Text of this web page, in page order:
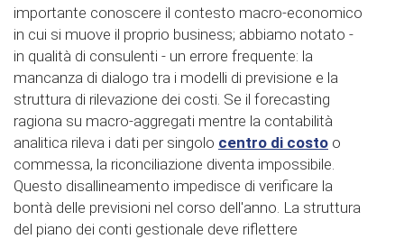
importante conoscere il contesto macro-economico
in cui si muove il proprio business; abbiamo notato -
in qualità di consulenti - un errore frequente: la
mancanza di dialogo tra i modelli di previsione e la
struttura di rilevazione dei costi. Se il forecasting
ragiona su macro-aggregati mentre la contabilità
analitica rileva i dati per singolo centro di costo o
commessa, la riconciliazione diventa impossibile.
Questo disallineamento impedisce di verificare la
bontà delle previsioni nel corso dell'anno. La struttura
del piano dei conti gestionale deve riflettere